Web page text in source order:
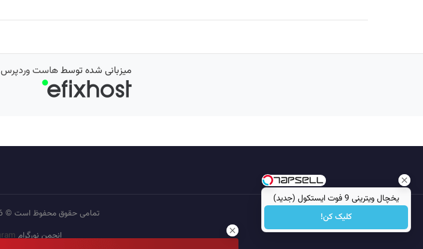
یخچال ویترینی 9 فوت ایستکول (جدید)
کلیک کن!
میزبانی شده توسطهاست
تمامی حقوق محفوظ است © 2026
انجمن نورگرام